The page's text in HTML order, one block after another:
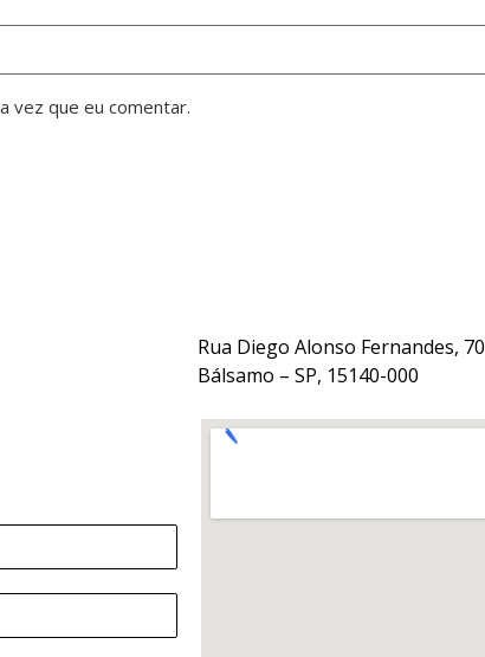
vez que eu comentar.
Rua Diego Alonso Fernandes, 70
Bálsamo – SP, 15140-000